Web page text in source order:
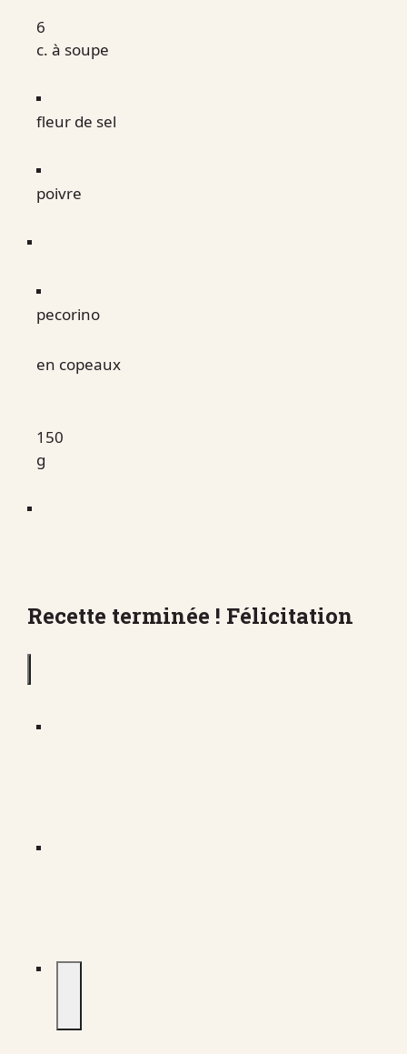
6
c. à soupe
fleur de sel
poivre
pecorino
en copeaux
150
g
Recette terminée ! Félicitation